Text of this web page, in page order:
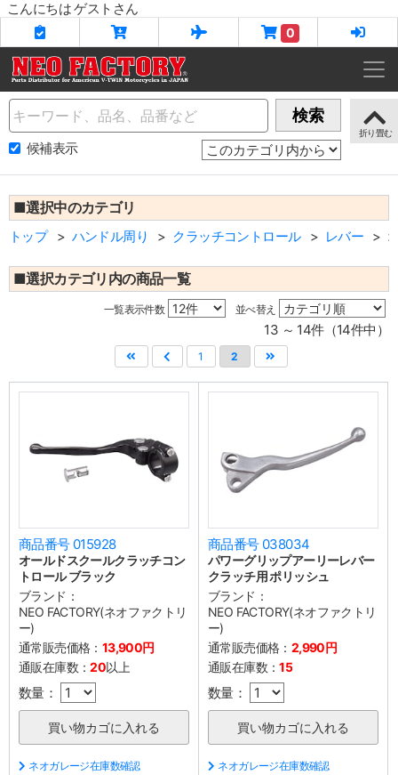
こんにちは ゲストさん
0
Name 検索
候補表示
■選択中のカテゴリ
トップ ハンドル周り クラッチコントロール レバー
■選択カテゴリ内の商品一覧
一覧表示件数 並べ替え
13 ～ 14件（14件中）
1 2
商品番号 015928
オールドスクールクラッチコン
トロール ブラック
ブランド：
NEO FACTORY(ネオファクトリ
ー)
通常販売価格： 13,900円
通販在庫数：20以上
数量：
ネオガレージ在庫数確認
商品番号 038034
パワーグリップアーリーレバー
クラッチ用 ポリッシュ
ブランド：
NEO FACTORY(ネオファクトリ
ー)
通常販売価格： 2,990円
通販在庫数：15
数量：
ネオガレージ在庫数確認